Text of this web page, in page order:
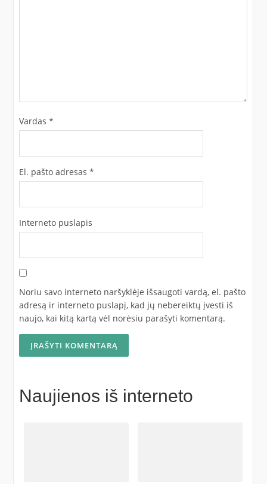
Vardas *
El. pašto adresas *
Interneto puslapis
Noriu savo interneto naršyklėje išsaugoti vardą, el. pašto
adresą ir interneto puslapį, kad jų nebereiktų įvesti iš
naujo, kai kitą kartą vėl norėsiu parašyti komentarą.
Naujienos iš interneto